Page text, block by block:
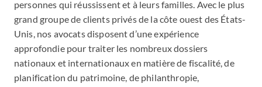
personnes qui réussissent et à leurs familles. Avec le plus
grand groupe de clients privés de la côte ouest des États-
Unis, nos avocats disposent d’une expérience
approfondie pour traiter les nombreux dossiers
nationaux et internationaux en matière de fiscalité, de
planification du patrimoine, de philanthropie,